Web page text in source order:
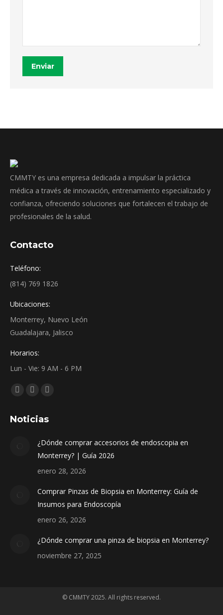
Enviar
CMMTY es una empresa dedicada a impulsar la práctica
médica a través de innovación, entrenamiento especializado y
confianza, ofreciendo soluciones que fortalecen el trabajo de
profesionales de la salud.
Contacto
Teléfono:
(814) 769 1826
Ubicaciones:
Monterrey, Nuevo León
Guadalajara, Jalisco
Horarios:
Lun - Vie: 9 AM - 6 PM
Encuéntranos en:
Facebook
opens
new
window
Instagram
opens
new
window
Whatsapp
opens
new
window
Noticias
¿Dónde comprar accesorios de endoscopia en
Monterrey? | Guía 2026
enero 28, 2026
Comprar Pinzas de Biopsia en Monterrey: Guía de
Insumos para Endoscopía
enero 26, 2026
¿Dónde comprar una pinza de biopsia en Monterrey?
noviembre 27, 2025
© CMMTY 2025. All rights reserved.